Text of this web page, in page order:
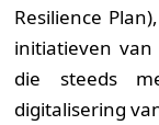
Resilience
initiatieven
die steeds
digitalisering